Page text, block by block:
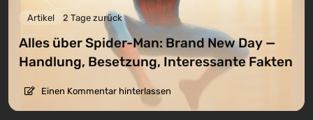
Artikel 2 Tage zurück
Alles über Spider-Man: Brand New Day —
Handlung, Besetzung, Interessante Fakten
Einen Kommentar hinterlassen